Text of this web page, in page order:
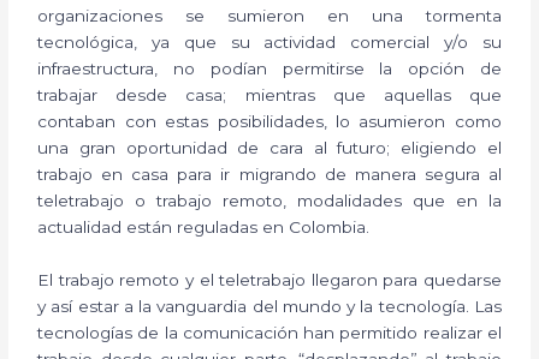
organizaciones se sumieron en una tormenta
tecnológica, ya que su actividad comercial y/o su
infraestructura, no podían permitirse la opción de
trabajar desde casa; mientras que aquellas que
contaban con estas posibilidades, lo asumieron como
una gran oportunidad de cara al futuro; eligiendo el
trabajo en casa para ir migrando de manera segura al
teletrabajo o trabajo remoto, modalidades que en la
actualidad están reguladas en Colombia.
El trabajo remoto y el teletrabajo llegaron para quedarse
y así estar a la vanguardia del mundo y la tecnología. Las
tecnologías de la comunicación han permitido realizar el